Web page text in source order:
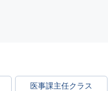
医事課主任クラス